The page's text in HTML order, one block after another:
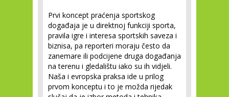
Prvi koncept praćenja sportskog
događaja je u direktnoj funkciji sporta,
pravila igre i interesa sportskih saveza i
biznisa, pa reporteri moraju često da
zanemare ili podcijene druga događanja
na terenu i gledalištu iako su ih vidjeli.
Naša i evropska praksa ide u prilog
prvom konceptu i to je možda rijedak